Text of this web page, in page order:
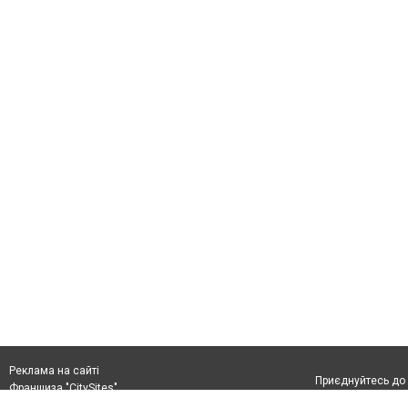
Реклама на сайті
Франшиза "CitySites"
Приєднуйтесь до